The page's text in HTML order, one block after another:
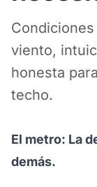
viento,
honesta
techo.
El metro: La
demás.